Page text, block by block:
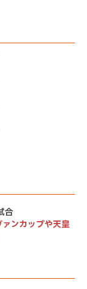
合
ンカップや天皇